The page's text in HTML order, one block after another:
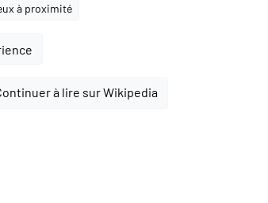
à proximité
à lire sur Wikipedia